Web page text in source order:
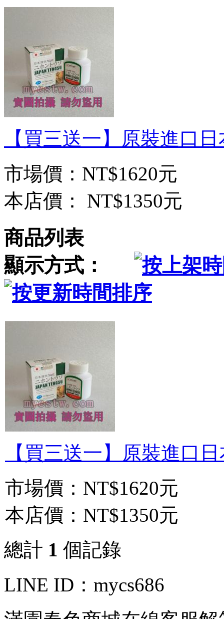
【買三送一】原裝進口
市場價： NT$1620元
本店價：
NT$1350元
商品列表
顯示方式：
【買三送一】原裝進口
市場價： NT$1620元
本店價： NT$1350元
總計 1 個記錄
LINE ID：mycs686